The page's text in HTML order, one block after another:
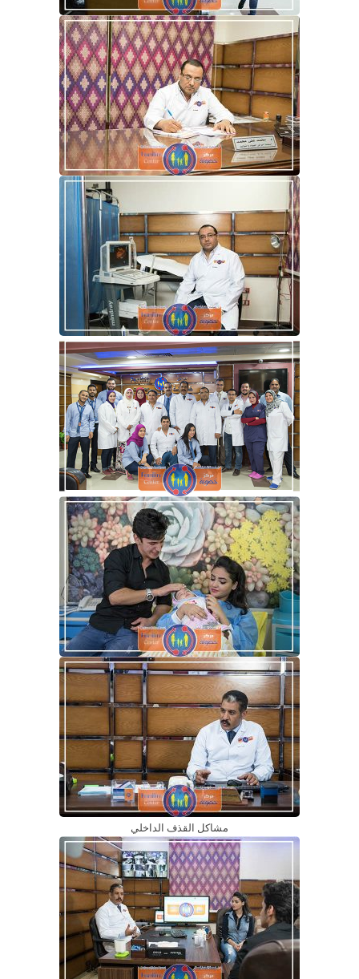
مشاكل القذف الداخلي